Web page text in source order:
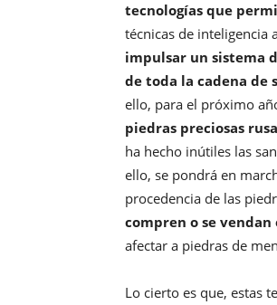
tecnologías que
técnicas de inteligencia
impulsar un sistema
de toda la cadena de
ello, para el próximo
piedras preciosas
ha hecho inútiles las
ello, se pondrá en
procedencia de las
compren o se
afectar a piedras de
Lo cierto es que, estas